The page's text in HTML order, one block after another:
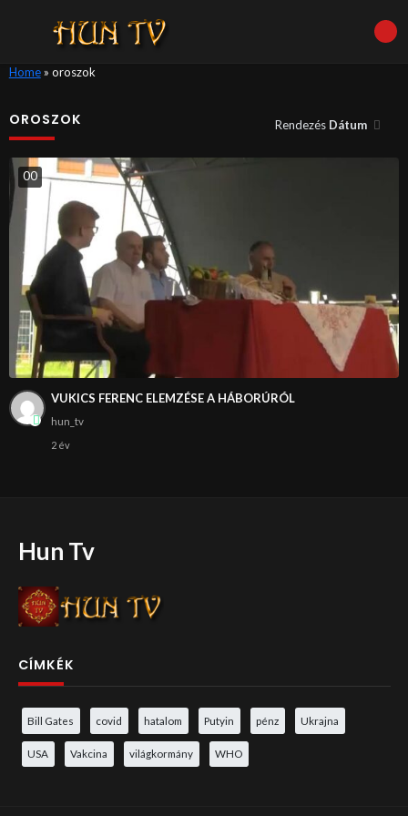
Home» oroszok
OROSZOK Rendezés Dátum
00
VUKICS FERENC ELEMZÉSE A HÁBORÚRÓL
hun_tv
2 év
Hun Tv
CÍMKÉK
Bill Gates covid hatalom Putyin pénz Ukrajna
USA Vakcina világkormány WHO